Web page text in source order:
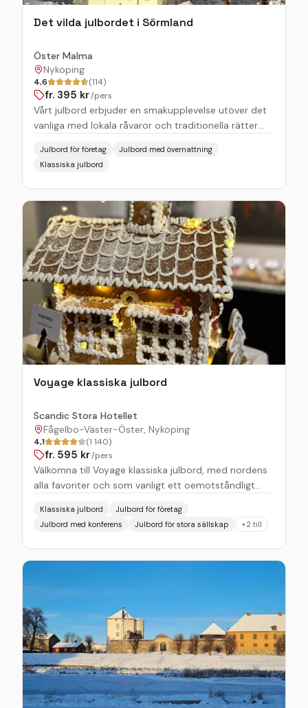
Det vilda julbordet i Sörmland
Öster Malma
Nyköping
4,6 (114)
fr. 395 kr/pers
Vårt julbord erbjuder en smakupplevelse utöver det
vanliga med lokala råvaror och traditionella rätter
Malma är det självklara valet för julbord i Sörmland
och nära Nyköping. Det vilda julbordet på Öster
unik twist! Vårt julbord bjuder på klassiska rätter och
spännande smaker med viltkött från gårdsslakteriet.
Här möter du allt från kallskuret viltkött, prinskorvar
och köttbullar till ett stort urval av sill, lax och goda
röror – allt med inspiration från ”skog till bord”.
Middagen serveras i Restaurang Jägaren, och
därefter väntar det magnifika gottebordet i slottet,
där ni kan njuta av vinterslottets charm med tända
ljus, en sprakande brasa och öppna Jaktpuben.
Perfekt för släkt, vänner eller kollegor! Jullunch på
Öster Malma Vår jullunch erbjuder samma härliga
smaker som julbordet men i en något mindre skala.
Njut av utvalda favoriter och ett välfyllt gottebord –
stämningen alltid är på topp.
Julbord för företag
Julbord med övernattning
Klassiska julbord
Voyage klassiska julbord
Scandic Stora Hotellet
Fågelbo-Väster-Öster, Nyköping
4,1 (1 140)
fr. 595 kr/pers
Välkomna till Voyage klassiska julbord, med nordens
alla favoriter och som vanligt ett oemotståndligt
belåtna. Vi använder i huvudsak laktos-och glutenfria
ingredienser och erbjuder ett stort sortiment av
vegetariska och veganska alternativ. Vi serverar även
julluncher.
Klassiska julbord
Julbord för företag
Julbord med konferens
Julbord för stora sällskap +2 till